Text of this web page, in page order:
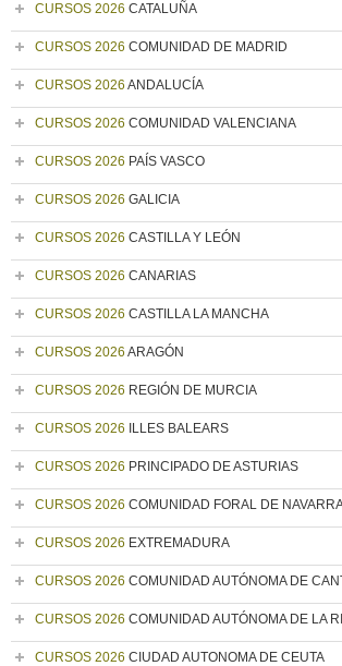
CURSOS 2026 CATALUÑA
CURSOS 2026 COMUNIDAD DE MADRID
CURSOS 2026 ANDALUCÍA
CURSOS 2026 COMUNIDAD VALENCIANA
CURSOS 2026 PAÍS VASCO
CURSOS 2026 GALICIA
CURSOS 2026 CASTILLA Y LEÓN
CURSOS 2026 CANARIAS
CURSOS 2026 CASTILLA LA MANCHA
CURSOS 2026 ARAGÓN
CURSOS 2026 REGIÓN DE MURCIA
CURSOS 2026 ILLES BALEARS
CURSOS 2026 PRINCIPADO DE ASTURIAS
CURSOS 2026 COMUNIDAD FORAL DE
CURSOS 2026 EXTREMADURA
CURSOS 2026 COMUNIDAD AUTÓNOMA DE
CURSOS 2026 COMUNIDAD AUTÓNOMA DE LA
CURSOS 2026 CIUDAD AUTONOMA DE CEUTA